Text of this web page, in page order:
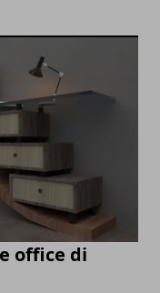
office di